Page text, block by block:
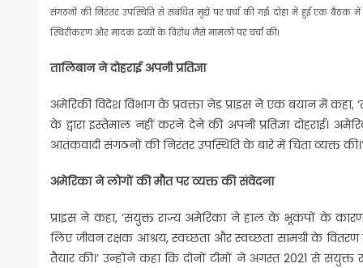
संगठनों की निरंतर उपस्थिति से संबंधित मुद्दों पर चर्चा की गई। दोहा में हुई एक
स्थिरीकरण और मादक द्रव्यों के विरोध जैसे मामलों पर चर्चा की।
तालिबान ने दोहराई अपनी प्रतिज्ञा
अमेरिकी विदेश विभाग के प्रवक्ता नेड प्राइस ने एक बयान में
के द्वारा इस्तेमाल नहीं करने देने की अपनी प्रतिज्ञा
आतंकवादी संगठनों की निरंतर उपस्थिति के बारे में चिंता व्यक्त की।’
अमेरिका ने लोगों की मौत पर व्यक्त की संवेदना
प्राइस ने कहा, ‘संयुक्त राज्य अमेरिका ने हाल के भूकंपों के
लिए जीवन रक्षक आश्रय, स्वच्छता और स्वच्छता सामग्री के
तैयार की।’ उन्होंने कहा कि दोनों टीमों ने अगस्त 2021 से